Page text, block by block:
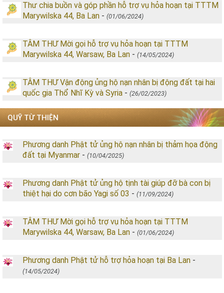
Thư chia buồn và góp phần hỗ trợ vụ hỏa hoạn tại TTTM
Marywilska 44, Ba Lan - (01/06/2024)
TÂM THƯ Mời gọi hỗ trợ vụ hỏa hoạn tại TTTM
Marywilska 44, Warsaw, Ba Lan - (14/05/2024)
TÂM THƯ Vận động ủng hộ nạn nhân bị động đất tại hai
quốc gia Thổ Nhĩ Kỳ và Syria - (26/02/2023)
QUỸ TỪ THIỆN
Phương danh Phật tử ủng hộ nạn nhân bị thảm họa động
đất tại Myanmar - (10/04/2025)
Phương danh Phật tử ủng hộ tịnh tài giúp đỡ bà con bị
thiệt hại do cơn bão Yagi số 03 - (11/09/2024)
TÂM THƯ Mời gọi hỗ trợ vụ hỏa hoạn tại TTTM
Marywilska 44, Warsaw, Ba Lan - (01/06/2024)
Phương danh Phật tử hỗ trợ hỏa hoạn tại Ba Lan -
(14/05/2024)